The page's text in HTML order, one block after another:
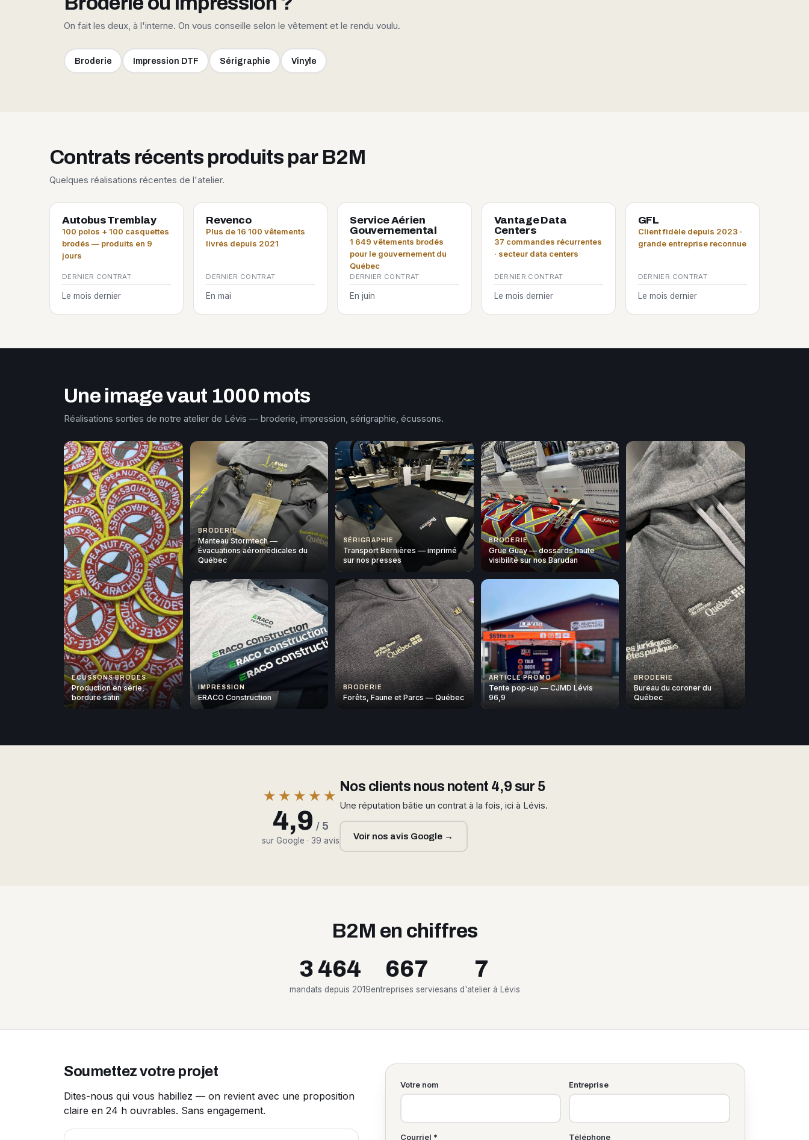
On fait les deux, à l'interne. On vous conseille selon le vêtement et le rendu voulu.
Broderie Impression DTF Sérigraphie Vinyle
Contrats récents produits par B2M
Quelques réalisations récentes de l'atelier.
Autobus Tremblay
100 polos + 100 casquettes
brodés — produits en 9
jours
DERNIER CONTRAT
Le mois dernier
Revenco
Plus de 16 100 vêtements
livrés depuis 2021
DERNIER CONTRAT
En mai
Service Aérien
Gouvernemental
1 649 vêtements brodés
pour le gouvernement du
Québec
DERNIER CONTRAT
En juin
Vantage Data
Centers
37 commandes récurrentes
· secteur data centers
DERNIER CONTRAT
Le mois dernier
GFL
Client fidèle depuis 2023 ·
grande entreprise reconnue
DERNIER CONTRAT
Le mois dernier
Une image vaut 1000 mots
Réalisations sorties de notre atelier de Lévis — broderie, impression, sérigraphie, écussons.
ÉCUSSONS BRODÉS
Production en série,
bordure satin
BRODERIE
Manteau Stormtech —
Évacuations aéromédicales du
Québec
SÉRIGRAPHIE
Transport Bernières — imprimé
sur nos presses
BRODERIE
Grue Guay — dossards haute
visibilité sur nos Barudan
BRODERIE
Bureau du coroner du
Québec
IMPRESSION
ERACO Construction
BRODERIE
Forêts, Faune et Parcs — Québec
ARTICLE PROMO
Tente pop-up — CJMD Lévis
96,9
★★★★★
4,9 / 5
sur Google · 39 avis
Nos clients nous notent 4,9 sur 5
Une réputation bâtie un contrat à la fois, ici à Lévis.
Voir nos avis Google →
B2M en chiffres
3 464
mandats depuis 2019
667
entreprises servies
7
ans d'atelier à Lévis
Soumettez votre projet
Dites-nous qui vous habillez — on revient avec une proposition
claire en 24 h ouvrables. Sans engagement.
Votre nom Entreprise
Courriel * Téléphone